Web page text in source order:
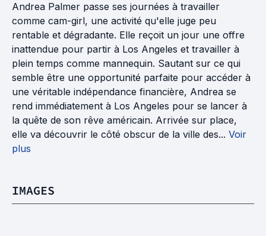
Andrea Palmer passe ses journées à travailler
comme cam-girl, une activité qu'elle juge peu
rentable et dégradante. Elle reçoit un jour une offre
inattendue pour partir à Los Angeles et travailler à
plein temps comme mannequin. Sautant sur ce qui
semble être une opportunité parfaite pour accéder à
une véritable indépendance financière, Andrea se
rend immédiatement à Los Angeles pour se lancer à
la quête de son rêve américain. Arrivée sur place,
elle va découvrir le côté obscur de la ville des... Voir
plus
IMAGES